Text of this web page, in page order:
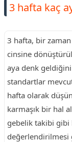
3 hafta kaç
3 hafta, bir
cinsine
aya denk
standartlar
hafta olarak
karmaşık bir hal
gebelik takibi gibi
değerlendirilmesi